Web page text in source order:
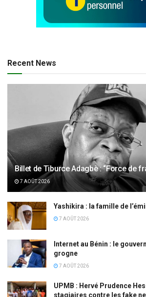
Recent News
Billet de Tiburce Adagbè : “Force de
7 AOÛT 2026
Yashikira : la famille de
7 AOÛT 2026
Internet au Bénin : le
grogne
7 AOÛT 2026
UPMB : Hervé Prudence
stagiaires contre les fake